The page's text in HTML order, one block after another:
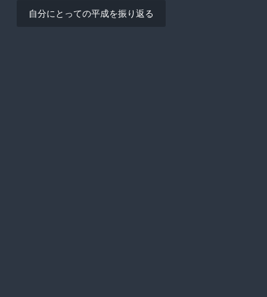
自分にとっての平成を振り返る